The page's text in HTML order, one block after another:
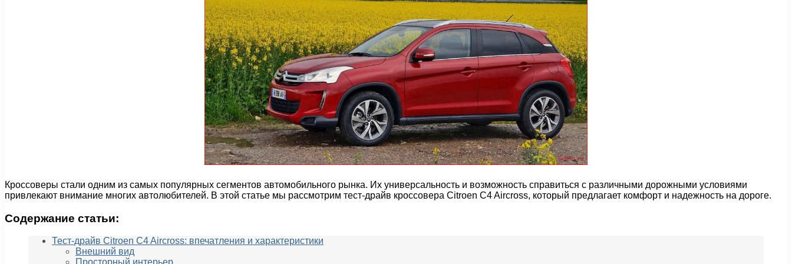
Кроссоверы стали одним из самых популярных сегментов автомобильного рынка. Их универсальность и возможность справиться с различными дорожными условиями
привлекают внимание многих автолюбителей. В этой статье мы рассмотрим тест-драйв кроссовера Citroen C4 Aircross, который предлагает комфорт и надежность на дороге.
Содержание статьи:
Тест-драйв Citroen C4 Aircross: впечатления и характеристики
Внешний вид